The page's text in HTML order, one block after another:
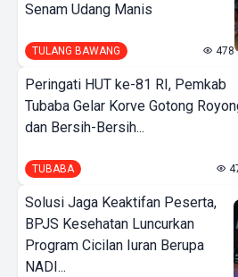
Senam Udang Manis
TULANG BAWANG 478
Peringati HUT ke-81 RI, Pemkab
Tubaba Gelar Korve Gotong
dan Bersih-Bersih...
TUBABA
Solusi Jaga Keaktifan Peserta,
BPJS Kesehatan Luncurkan
Program Cicilan Iuran Berupa
NADI...